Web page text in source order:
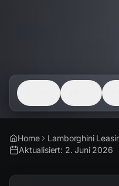
Home Lamborghini
Aktualisiert: 2. Juni 2026